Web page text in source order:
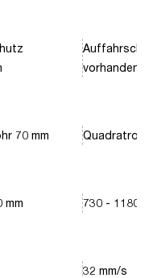
70 mm
mm
vorhanden
Quadratrohr
730 - 1180
32 mm/s